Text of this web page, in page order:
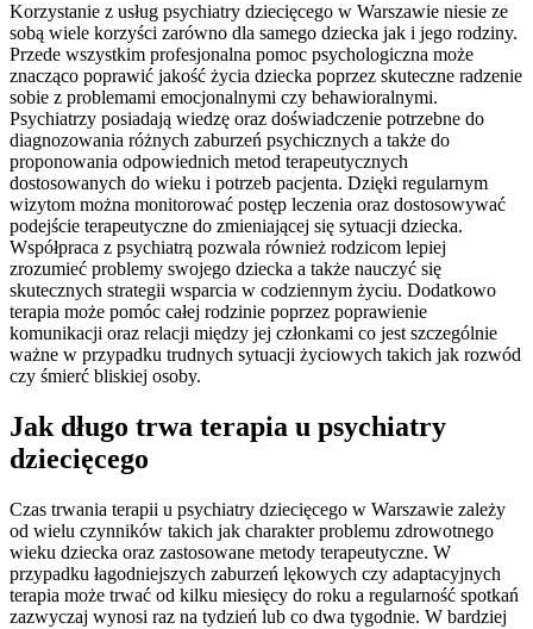
Korzystanie z usług psychiatry dziecięcego w Warszawie niesie ze
sobą wiele korzyści zarówno dla samego dziecka jak i jego rodziny.
Przede wszystkim profesjonalna pomoc psychologiczna może
znacząco poprawić jakość życia dziecka poprzez skuteczne radzenie
sobie z problemami emocjonalnymi czy behawioralnymi.
Psychiatrzy posiadają wiedzę oraz doświadczenie potrzebne do
diagnozowania różnych zaburzeń psychicznych a także do
proponowania odpowiednich metod terapeutycznych
dostosowanych do wieku i potrzeb pacjenta. Dzięki regularnym
wizytom można monitorować postęp leczenia oraz dostosowywać
podejście terapeutyczne do zmieniającej się sytuacji dziecka.
Współpraca z psychiatrą pozwala również rodzicom lepiej
zrozumieć problemy swojego dziecka a także nauczyć się
skutecznych strategii wsparcia w codziennym życiu. Dodatkowo
terapia może pomóc całej rodzinie poprzez poprawienie
komunikacji oraz relacji między jej członkami co jest szczególnie
ważne w przypadku trudnych sytuacji życiowych takich jak rozwód
czy śmierć bliskiej osoby.
Jak długo trwa terapia u psychiatry
dziecięcego
Czas trwania terapii u psychiatry dziecięcego w Warszawie zależy
od wielu czynników takich jak charakter problemu zdrowotnego
wieku dziecka oraz zastosowane metody terapeutyczne. W
przypadku łagodniejszych zaburzeń lękowych czy adaptacyjnych
terapia może trwać od kilku miesięcy do roku a regularność spotkań
zazwyczaj wynosi raz na tydzień lub co dwa tygodnie. W bardziej